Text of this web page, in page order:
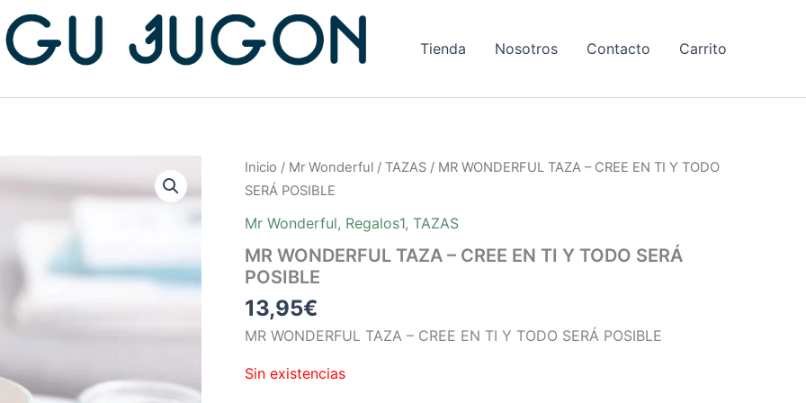
Tienda Nosotros Contacto Carrito
Inicio / Mr Wonderful / TAZAS / MR WONDERFUL TAZA – CREE EN TI Y TODO
SERÁ POSIBLE
Mr Wonderful, Regalos1, TAZAS
MR WONDERFUL TAZA – CREE EN TI Y TODO SERÁ
POSIBLE
13,95€
MR WONDERFUL TAZA – CREE EN TI Y TODO SERÁ POSIBLE
Sin existencias